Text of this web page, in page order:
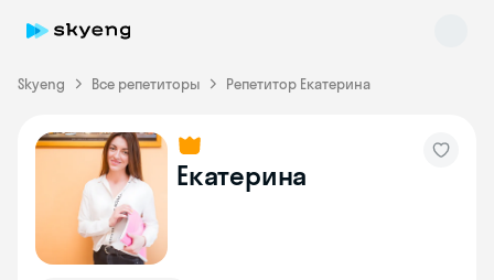
Skyeng Все репетиторы Репетитор Екатерина
Екатерина
Skyeng Chat
online